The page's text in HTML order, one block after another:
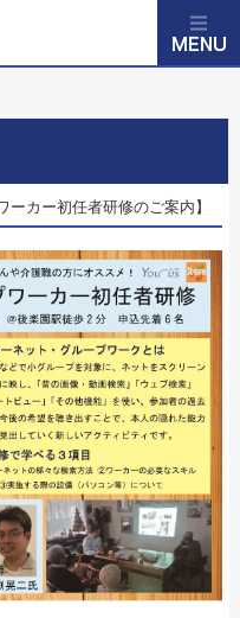
ーカー初任者研修のご案内】